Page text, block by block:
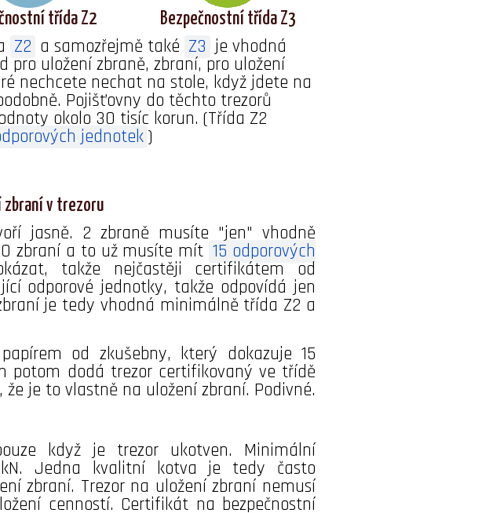
třída Z2 Bezpečnostní třída Z3
Z2 a samozřejmě také Z3 je vhodná
pro uložení zbraně, zbraní, pro uložení
nechcete nechat na stole, když jdete na
Pojišťovny do těchto trezorů
okolo 30 tisíc korun. (Třída Z2
jednotek )
zbraní v trezoru
jasně. 2 zbraně musíte "jen" vhodně
zbraní a to už musíte mít 15 odporových
takže nejčastěji certifikátem od
odporové jednotky, takže odpovídá jen
je tedy vhodná minimálně třída Z2 a
od zkušebny, který dokazuje 15
potom dodá trezor certifikovaný ve třídě
že je to vlastně na uložení zbraní. Podivné.
když je trezor ukotven. Minimální
Jedna kvalitní kotva je tedy často
zbraní. Trezor na uložení zbraní nemusí
cenností. Certifikát na bezpečnostní